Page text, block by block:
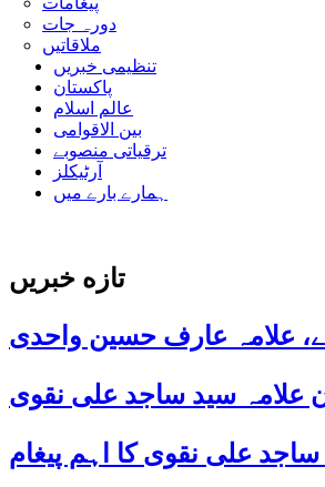
دورہ جات
ملاقاتیں
تنظیمی خبریں
پاکستان
عالم اسلام
بین الاقوامی
ترقیاتی منصوبے
آرٹیکلز
ہمارے بارے میں
تازه خبریں
علامہ عارف حسین واحدی
علامہ سید ساجد علی نقوی